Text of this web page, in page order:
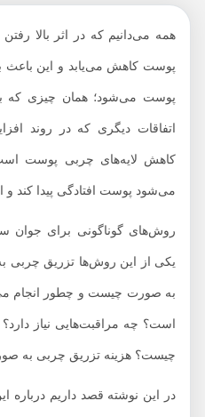
همه می‌دانیم که در اثر بالا رفتن
پوست کاهش می‌یابد و این باعث
پوست می‌شود؛ همان چیزی که به آن
اتفاقات دیگری که در روند
کاهش لایه‌های چربی پوست است.
می‌شود پوست افتادگی پیدا کند و
روش‌های گوناگونی برای جوان
یکی از این روش‌ها تزریق چربی به
به صورت چیست و چطور انجام
است؟ چه مراقبت‌هایی نیاز دارد؟
چیست؟ هزینه تزریق چربی به صورت سال 1402 چقدر
در این نوشته قصد داریم درباره